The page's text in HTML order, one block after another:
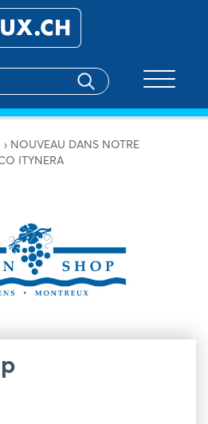
› NOUVEAU DANS NOTRE
ITYNERA